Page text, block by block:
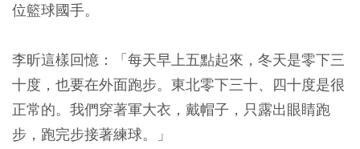
位籃球國手。
李昕這樣回憶：「每天早上五點起來，冬天是零下三
十度，也要在外面跑步。東北零下三十、四十度是很
正常的。我們穿著軍大衣，戴帽子，只露出眼睛跑
步，跑完步接著練球。」